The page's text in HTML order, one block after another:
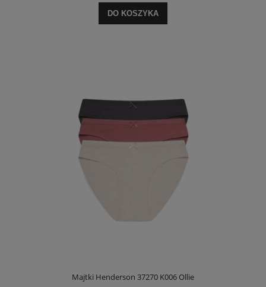
DO KOSZYKA
Majtki Henderson 37270 K006 Ollie